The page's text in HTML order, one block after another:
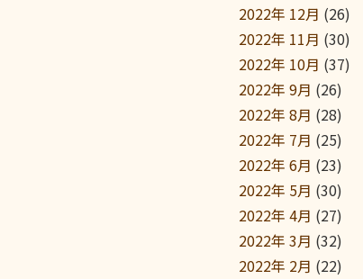
2022年 12月 (26)
2022年 11月 (30)
2022年 10月 (37)
2022年 9月 (26)
2022年 8月 (28)
2022年 7月 (25)
2022年 6月 (23)
2022年 5月 (30)
2022年 4月 (27)
2022年 3月 (32)
2022年 2月 (22)